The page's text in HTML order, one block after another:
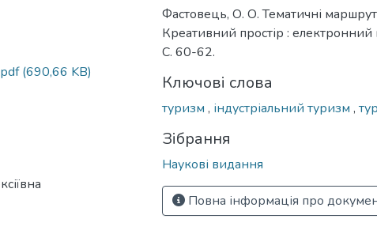
(690,66 KB)
Фастовець, О. О. Тематичні
Креативний простір :
С. 60-62.
Ключові слова
туризм , індустріальний туризм ,
Зібрання
Наукові видання
Повна інформація про